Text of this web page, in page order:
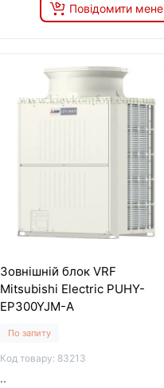
Повідомити мене
Зовнішній блок VRF
Mitsubishi Electric PUHY-
EP300YJM-A
По запиту
Код товару: 83213
..